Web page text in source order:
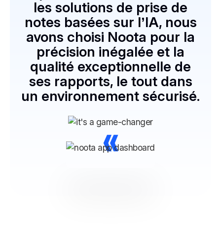
les solutions de prise de
notes basées sur l’IA, nous
avons choisi Noota pour la
précision inégalée et la
qualité exceptionnelle de
ses rapports, le tout dans
un environnement sécurisé.
»